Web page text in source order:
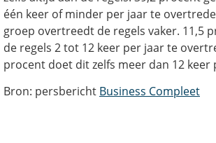
één keer of minder per jaar te
groep overtreedt de regels vaker. 11,5
de regels 2 tot 12 keer per jaar te
procent doet dit zelfs meer dan 12 keer
Bron: persbericht Business Compleet